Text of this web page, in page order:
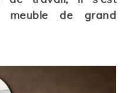
meuble de grand